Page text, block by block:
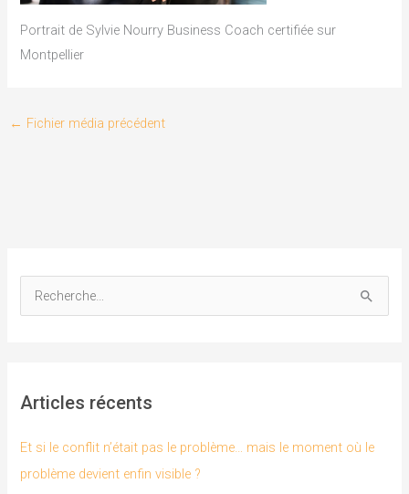
Portrait de Sylvie Nourry Business Coach certifiée sur
Montpellier
← Fichier média précédent
e
h
Articles récents
Et si le conflit n’était pas le problème… mais le moment où le
problème devient enfin visible ?